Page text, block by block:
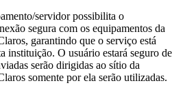
servidor possibilita o
segura com os equipamentos da
garantindo que o serviço está
instituição. O usuário estará seguro de
serão dirigidas ao sítio da
somente por ela serão utilizadas.